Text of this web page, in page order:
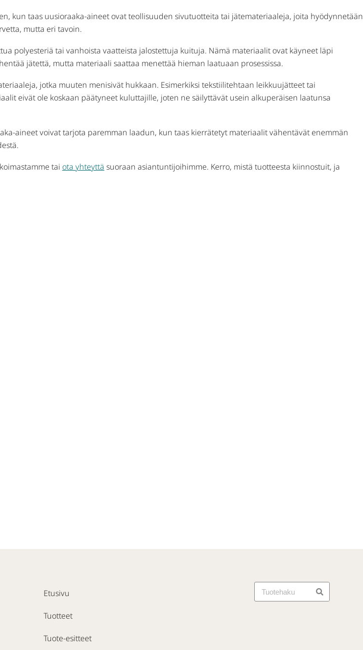
kun taas uusioraaka-aineet ovat teollisuuden sivutuotteita tai jätemateriaaleja, joita hyödynnetään
mutta eri tavoin.
polyesteriä tai vanhoista vaatteista jalostettuja kuituja. Nämä materiaalit ovat käyneet läpi
jätettä, mutta materiaali saattaa menettää hieman laatuaan prosessissa.
jotka muuten menisivät hukkaan. Esimerkiksi tekstiilitehtaan leikkuujätteet tai
eivät ole koskaan päätyneet kuluttajille, joten ne säilyttävät usein alkuperäisen laatunsa
aineet voivat tarjota paremman laadun, kun taas kierrätetyt materiaalit vähentävät enemmän
tai ota yhteyttä suoraan asiantuntijoihimme. Kerro, mistä tuotteesta kiinnostuit, ja
Etusivu
Tuotteet
Tuote-esitteet